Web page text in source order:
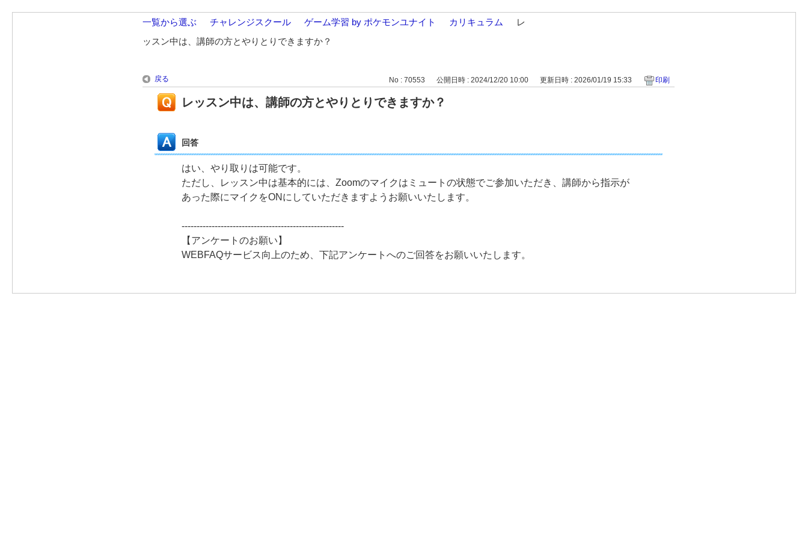
一覧から選ぶ チャレンジスクール ゲーム学習 by ポケモンユナイト カリキュラム
レ
ッスン中は、講師の方とやりとりできますか？
戻る No : 70553 公開日時 : 2024/12/20 10:00 更新日時 : 2026/01/19 15:33 印刷
レッスン中は、講師の方とやりとりできますか？
回答
はい、やり取りは可能です。
ただし、レッスン中は基本的には、Zoomのマイクはミュートの状態でご参加いただき、講師から指示が
あった際にマイクをONにしていただきますようお願いいたします。
------------------------------------------------------
【アンケートのお願い】
WEBFAQサービス向上のため、下記アンケートへのご回答をお願いいたします。